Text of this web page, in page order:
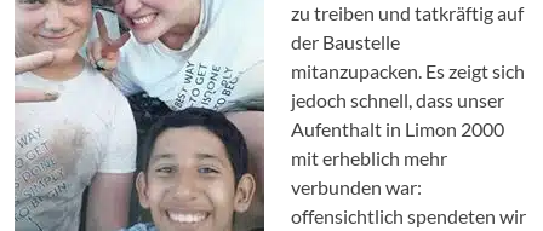
zu treiben und tatkräftig auf
der Baustelle
mitanzupacken. Es zeigt sich
jedoch schnell, dass unser
Aufenthalt in Limon 2000
mit erheblich mehr
verbunden war:
offensichtlich spendeten wir